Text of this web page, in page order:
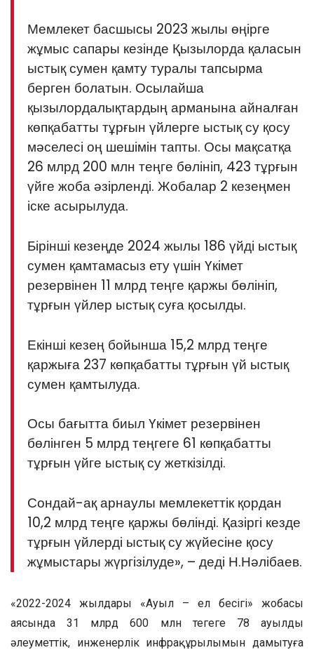
Мемлекет басшысы 2023 жылы өңірге
жұмыс сапары кезінде Қызылорда қаласын
ыстық сумен қамту туралы тапсырма
берген болатын. Осылайша
қызылордалықтардың арманына айналған
көпқабатты тұрғын үйлерге ыстық су қосу
мәселесі оң шешімін тапты. Осы мақсатқа
26 млрд 200 млн теңге бөлініп, 423 тұрғын
үйге жоба әзірленді. Жобалар 2 кезеңмен
іске асырылуда.
Бірінші кезеңде 2024 жылы 186 үйді ыстық
сумен қамтамасыз ету үшін Үкімет
резервінен 11 млрд теңге қаржы бөлініп,
тұрғын үйлер ыстық суға қосылды.
Екінші кезең бойынша 15,2 млрд теңге
қаржыға 237 көпқабатты тұрғын үй ыстық
сумен қамтылуда.
Осы бағытта биыл Үкімет резервінен
бөлінген 5 млрд теңгеге 61 көпқабатты
тұрғын үйге ыстық су жеткізілді.
Сондай-ақ арнаулы мемлекеттік қордан
10,2 млрд теңге қаржы бөлінді. Қазіргі кезде
тұрғын үйлерді ыстық су жүйесіне қосу
жұмыстары жүргізілуде», – деді Н.Нәлібаев.
«2022-2024 жылдары «Ауыл – ел бесігі» жобасы
аясында 31 млрд 600 млн теңгеге 78 ауылдың
әлеуметтік, инженерлік инфрақұрылымын дамытуға